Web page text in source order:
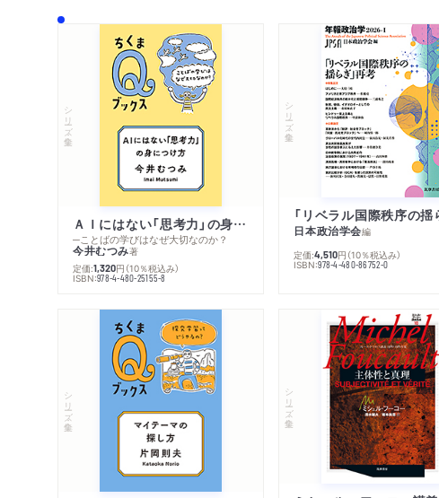
シリーズ・全集
ＡＩにはない「思考力」の身につけ方
─ことばの学びはなぜ大切なのか？
今井むつみ著
定価:1,320円 （10％税込み）
ISBN:978-4-480-25155-8
シリーズ・全集
日本政治学会編
定価:4,510円 （10％税込み）
ISBN:978-4-480-86752-0
シリーズ・全集 シリーズ・全集